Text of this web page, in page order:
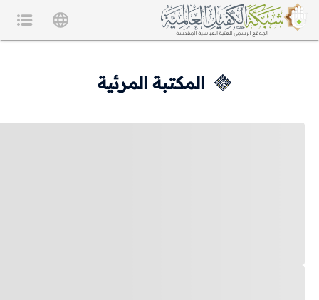
المكتبة المرئية